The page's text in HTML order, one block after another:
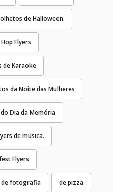
de Halloween.
Flyers
de Karaoke
da Noite das Mulheres
Dia da Memória
de música.
Flyers
de fotografia de pizza